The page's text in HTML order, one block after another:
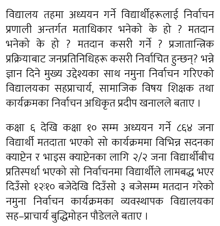
विद्यालय तहमा अध्ययन गर्ने विद्यार्थीहरूलाई निर्वाचन
प्रणाली अन्तर्गत मताधिकार भनेको के हो ? मतदान
भनेको के हो ? मतदान कसरी गर्ने ? प्रजातान्त्रिक
प्रक्रियाबाट जनप्रतिनिधिहरू कसरी निर्वाचित हुन्छन्? भन्ने
ज्ञान दिने मुख्य उद्देश्यका साथ नमुना निर्वाचन गरिएको
विद्यालयका सहप्राचार्य, सामाजिक विषय शिक्षक तथा
कार्यक्रमका निर्वाचन अधिकृत प्रदीप खनालले बताए ।
कक्षा ६ देखि कक्षा १० सम्म अध्ययन गर्ने ८६४ जना
विद्यार्थी मतदाता भएको सो कार्यक्रममा विभिन्न सदनका
क्याप्टेन र भाइस क्याप्टेनका लागि २/२ जना विद्यार्थीबीच
प्रतिस्पर्धा भएको सो निर्वाचनमा विद्यार्थीले लामबद्ध भएर
दिउँसो १२ः१० बजेदेखि दिउँसो ३ बजेसम्म मतदान गरेको
नमुना निर्वाचन कार्यक्रमका व्यवस्थापक विद्यालयका
सह–प्राचार्य बुद्धिमोहन पौडेलले बताए ।